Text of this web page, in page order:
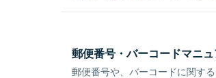
郵便番号・バーコードマニ
郵便番号や、バーコードに関す